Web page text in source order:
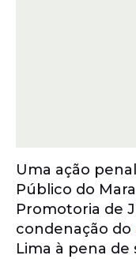
Uma ação
Público do
Promotoria de
condenação do
Lima à pena